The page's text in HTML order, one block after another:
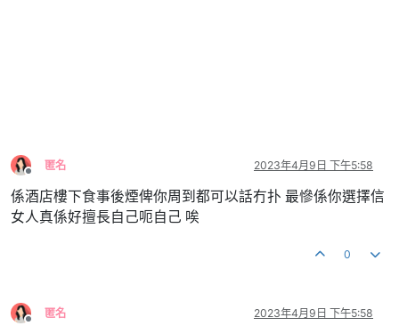
離線
匿名 2023年4月9日 下午5:58
係酒店樓下食事後煙俾你周到都可以話冇扑 最慘係你選擇信
女人真係好擅長自己呃自己 唉
0
離線
匿名 2023年4月9日 下午5:58